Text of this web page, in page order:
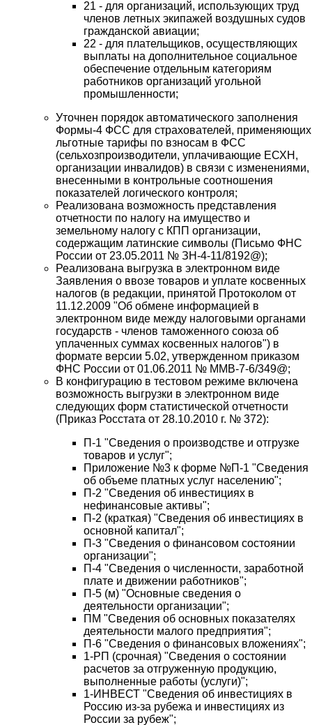
21 - для организаций, использующих труд
членов летных экипажей воздушных судов
гражданской авиации;
22 - для плательщиков, осуществляющих
выплаты на дополнительное социальное
обеспечение отдельным категориям
работников организаций угольной
промышленности;
Уточнен порядок автоматического заполнения
Формы-4 ФСС для страхователей, применяющих
льготные тарифы по взносам в ФСС
(сельхозпроизводители, уплачивающие ЕСХН,
организации инвалидов) в связи с изменениями,
внесенными в контрольные соотношения
показателей логического контроля;
Реализована возможность представления
отчетности по налогу на имущество и
земельному налогу с КПП организации,
содержащим латинские символы (Письмо ФНС
России от 23.05.2011 № ЗН-4-11/8192@);
Реализована выгрузка в электронном виде
Заявления о ввозе товаров и уплате косвенных
налогов (в редакции, принятой Протоколом от
11.12.2009 "Об обмене информацией в
электронном виде между налоговыми органами
государств - членов таможенного союза об
уплаченных суммах косвенных налогов") в
формате версии 5.02, утвержденном приказом
ФНС России от 01.06.2011 № ММВ-7-6/349@;
В конфигурацию в тестовом режиме включена
возможность выгрузки в электронном виде
следующих форм статистической отчетности
(Приказ Росстата от 28.10.2010 г. № 372):
П-1 "Сведения о производстве и отгрузке
товаров и услуг";
Приложение №3 к форме №П-1 "Сведения
об объеме платных услуг населению";
П-2 "Сведения об инвестициях в
нефинансовые активы";
П-2 (краткая) "Сведения об инвестициях в
основной капитал";
П-3 "Сведения о финансовом состоянии
организации";
П-4 "Сведения о численности, заработной
плате и движении работников";
П-5 (м) "Основные сведения о
деятельности организации";
ПМ "Сведения об основных показателях
деятельности малого предприятия";
П-6 "Сведения о финансовых вложениях";
1-РП (срочная) "Сведения о состоянии
расчетов за отгруженную продукцию,
выполненные работы (услуги)";
1-ИНВЕСТ "Сведения об инвестициях в
Россию из-за рубежа и инвестициях из
России за рубеж";